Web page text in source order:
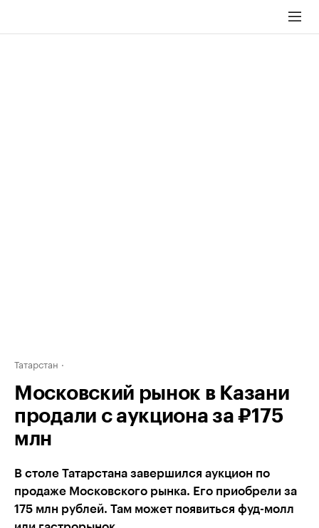
Татарстан
Московский рынок в Казани
продали с аукциона за ₽175
млн
В столе Татарстана завершился аукцион по
продаже Московского рынка. Его приобрели за
175 млн рублей. Там может появиться фуд-молл